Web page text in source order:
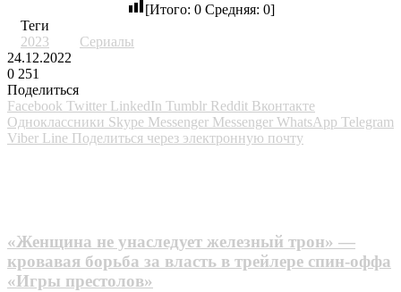
[Итого: 0Средняя: 0]
Теги
2023
Сериалы
24.12.2022
0 251
Поделиться
Facebook Twitter LinkedIn Tumblr Reddit Вконтакте
Одноклассники Skype Messenger Messenger WhatsApp Telegram
Viber Line Поделиться через электронную почту
«Женщина не унаследует железный трон» —
кровавая борьба за власть в трейлере спин-оффа
«Игры престолов»